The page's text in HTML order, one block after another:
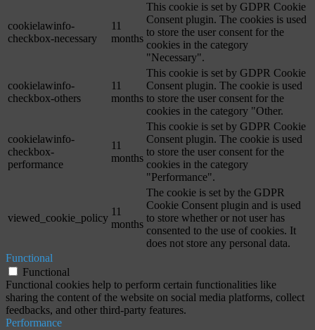
cookielawinfo-
checkbox-necessary
11
months
This cookie is set by GDPR Cookie
Consent plugin. The cookies is used
to store the user consent for the
cookies in the category
"Necessary".
cookielawinfo-
checkbox-others
11
months
This cookie is set by GDPR Cookie
Consent plugin. The cookie is used
to store the user consent for the
cookies in the category "Other.
cookielawinfo-
checkbox-
performance
11
months
This cookie is set by GDPR Cookie
Consent plugin. The cookie is used
to store the user consent for the
cookies in the category
"Performance".
viewed_cookie_policy
11
months
The cookie is set by the GDPR
Cookie Consent plugin and is used
to store whether or not user has
consented to the use of cookies. It
does not store any personal data.
Functional
Functional
Functional cookies help to perform certain functionalities like
sharing the content of the website on social media platforms, collect
feedbacks, and other third-party features.
Performance